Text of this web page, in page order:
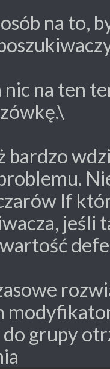
na to,
nic na ten
bardzo
If
jeśli
do grupy